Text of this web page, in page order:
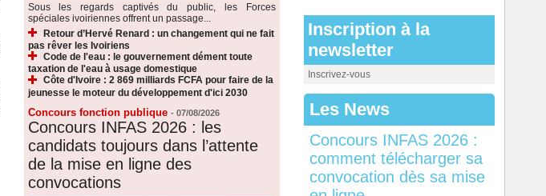
Sous les regards captivés du public, les Forces
spéciales ivoiriennes offrent un passage...
Retour d’Hervé Renard : un changement qui ne fait
pas rêver les Ivoiriens
Code de l'eau : le gouvernement dément toute
taxation de l'eau à usage domestique
Côte d'Ivoire : 2 869 milliards FCFA pour faire de la
jeunesse le moteur du développement d'ici 2030
Concours fonction publique - 07/08/2026
Concours INFAS 2026 : les
candidats toujours dans l’attente
de la mise en ligne des
convocations
Inscription à la
newsletter
Inscrivez-vous
Les News
Concours INFAS 2026 :
comment télécharger sa
convocation dès sa mise